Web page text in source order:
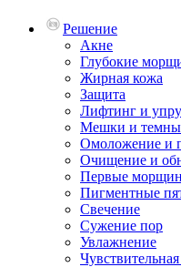
Решение
Акне
Глубокие
Жирная кожа
Защита
Лифтинг и
Мешки и
Омоложение и
Очищение и
Первые
Пигментные
Свечение
Сужение пор
Увлажнение